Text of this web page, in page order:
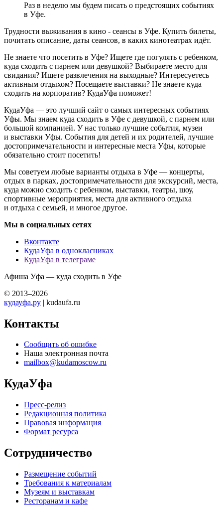
Раз в неделю мы будем писать о предстоящих событиях
в Уфе.
Трудности выживания в кино - сеансы в Уфе. Купить билеты,
почитать описание, даты сеансов, в каких кинотеатрах идёт.
Не знаете что посетить в Уфе? Ищете где погулять с ребенком,
куда сходить с парнем или девушкой? Выбираете место для
свидания? Ищете развлечения на выходные? Интересуетесь
активным отдыхом? Посещаете выставки? Не знаете куда
сходить на корпоратив? КудаУфа поможет!
КудаУфа — это лучший сайт о самых интересных событиях
Уфы. Мы знаем куда сходить в Уфе с девушкой, с парнем или
большой компанией. У нас только лучшие события, музеи
и выставки Уфы. События для детей и их родителей, лучшие
достопримечательности и интересные места Уфы, которые
обязательно стоит посетить!
Мы советуем любые варианты отдыха в Уфе — концерты,
отдых в парках, достопримечательности для экскурсий, места,
куда можно сходить с ребенком, выставки, театры, шоу,
спортивные мероприятия, места для активного отдыха
и отдыха с семьей, и многое другое.
Мы в социальных сетях
Вконтакте
КудаУфа в однокласниках
КудаУфа в телеграме
Афиша Уфа — куда сходить в Уфе
© 2013–2026
кудауфа.ру | kudaufa.ru
Контакты
Сообщить об ошибке
Наша электронная почта
mailbox@kudamoscow.ru
КудаУфа
Пресс-релиз
Редакционная политика
Правовая информация
Формат ресурса
Сотрудничество
Размещение событий
Требования к материалам
Музеям и выставкам
Ресторанам и кафе